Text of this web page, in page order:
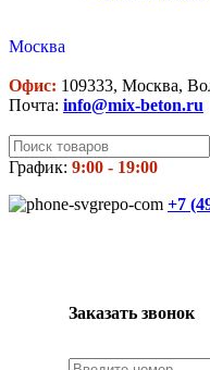
Москва
Офис: 109333, Москва,
Почта: info@mix-beton.ru
График: 9:00 - 19:00
+7
Заказать звонок